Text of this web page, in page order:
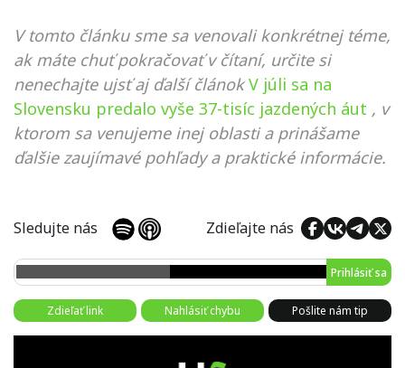
V tomto článku sme sa venovali konkrétnej téme,
ak máte chuť pokračovať v čítaní, určite si
nenechajte ujsť aj ďalší článok V júli sa na
Slovensku predalo vyše 37-tisíc jazdených áut , v
ktorom sa venujeme inej oblasti a prinášame
ďalšie zaujímavé pohľady a praktické informácie.
Sledujte nás Zdieľajte nás
Prihlásiť sa
Zdieľať link Nahlásiť chybu Pošlite nám tip